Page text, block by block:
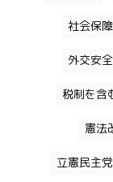
社会保
外交安
税制を含
憲法
立憲民主